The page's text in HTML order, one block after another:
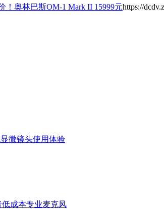
！奥林巴斯OM-1 Mark II 15999元https://
微镜头使用体验
成本专业麦克风